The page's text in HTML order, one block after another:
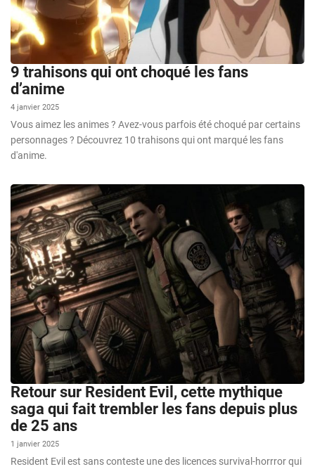
9 trahisons qui ont choqué les fans
d’anime
4 janvier 2025
Vous aimez les animes ? Avez-vous parfois été choqué par certains
personnages ? Découvrez 10 trahisons qui ont marqué les fans
d'anime.
Retour sur Resident Evil, cette mythique
saga qui fait trembler les fans depuis plus
de 25 ans
1 janvier 2025
Resident Evil est sans conteste une des licences survival-horrror qui